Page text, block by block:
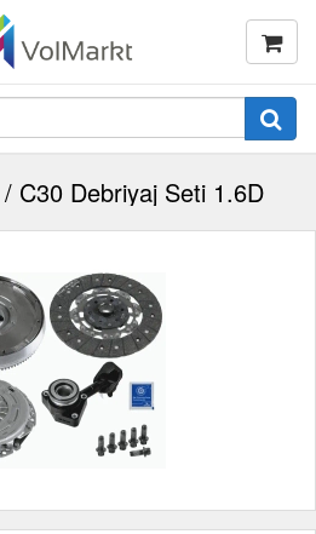
C30 Debriyaj Seti 1.6D